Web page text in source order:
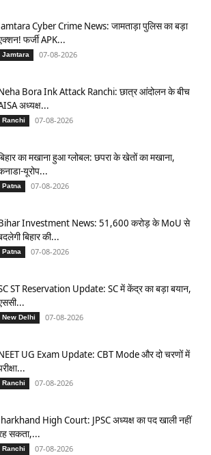
Cyber Crime News: जामताड़ा पुलिस का बड़ा
फर्जी APK...
Jamtara 07-08-2026
Bora Ink Attack Ranchi: छात्र आंदोलन के बीच
अध्यक्ष...
Ranchi 07-08-2026
का मखाना हुआ ग्लोबल: छपरा के खेतों का मखाना,
यूरोप...
Patna 07-08-2026
Investment News: 51,600 करोड़ के MoU से
बिहार की...
Patna 07-08-2026
ST Reservation Update: SC में केंद्र का बड़ा बयान,
New Delhi 07-08-2026
UG Exam Update: CBT Mode और दो चरणों में
Ranchi 07-08-2026
High Court: JPSC अध्यक्ष का पद खाली नहीं
सकता,...
Ranchi 07-08-2026